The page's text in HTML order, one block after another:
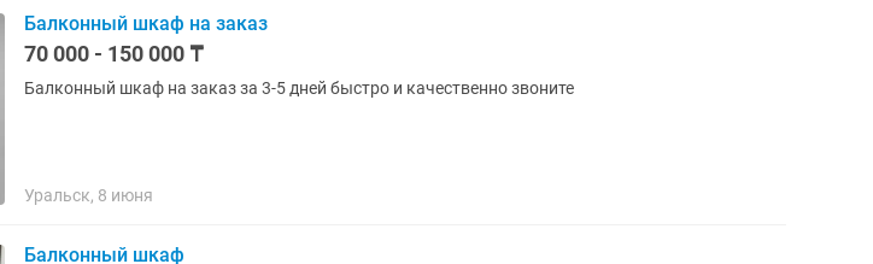
Балконный шкаф на заказ
70 000 - 150 000 ₸
Балконный шкаф на заказ за 3-5 дней быстро и качественно звоните
Уральск, 8 июня
Балконный шкаф